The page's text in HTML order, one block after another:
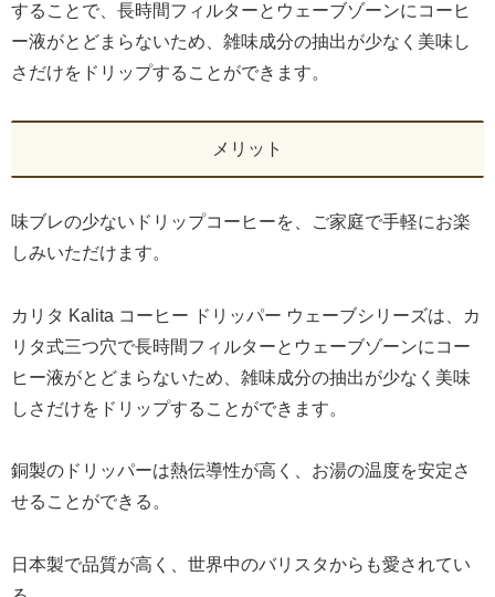
することで、長時間フィルターとウェーブゾーンにコーヒ
ー液がとどまらないため、雑味成分の抽出が少なく美味し
さだけをドリップすることができます。
メリット
味ブレの少ないドリップコーヒーを、ご家庭で手軽にお楽
しみいただけます。
カリタ Kalita コーヒー ドリッパー ウェーブシリーズは、カ
リタ式三つ穴で長時間フィルターとウェーブゾーンにコー
ヒー液がとどまらないため、雑味成分の抽出が少なく美味
しさだけをドリップすることができます。
銅製のドリッパーは熱伝導性が高く、お湯の温度を安定さ
せることができる。
日本製で品質が高く、世界中のバリスタからも愛されてい